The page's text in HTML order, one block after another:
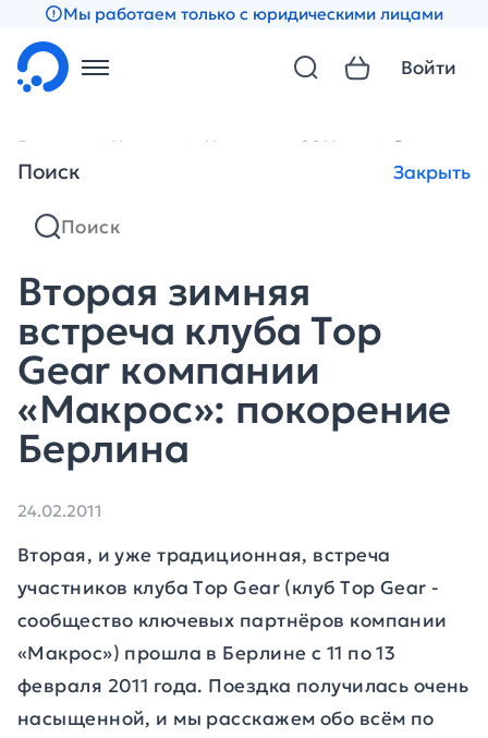
Мы работаем только с юридическими лицами
Поиск Закрыть
Войти
Главная Новости Новости за 2011 год Вторая
Вторая зимняя
встреча клуба Тop
Gear компании
«Макрос»: покорение
Берлина
24.02.2011
Вторая, и уже традиционная, встреча
участников клуба Тop Gear (клуб Тop Gear -
сообщество ключевых партнёров компании
«Макрос») прошла в Берлине с 11 по 13
февраля 2011 года. Поездка получилась очень
насыщенной, и мы расскажем обо всём по